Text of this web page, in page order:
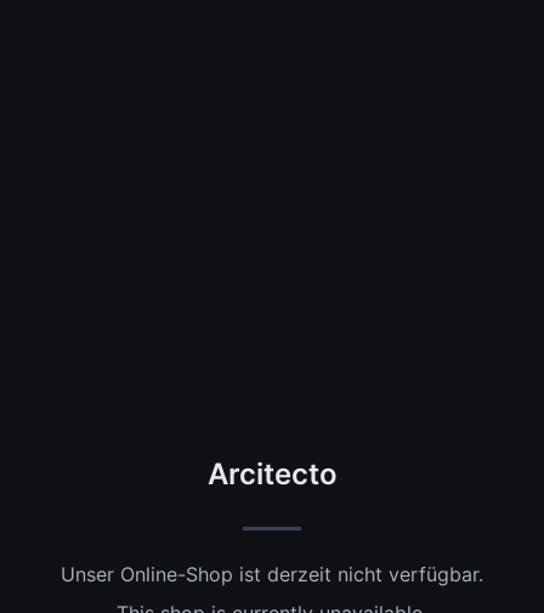
Arcitecto
Unser Online-Shop ist derzeit nicht verfügbar.